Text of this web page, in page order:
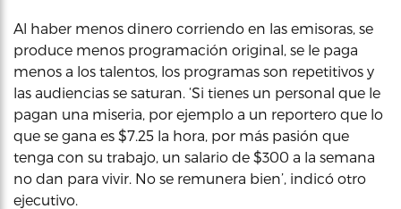
Al haber menos dinero corriendo en las emisoras, se
produce menos programación original, se le paga
menos a los talentos, los programas son repetitivos y
las audiencias se saturan. ‘Si tienes un personal que le
pagan una miseria, por ejemplo a un reportero que lo
que se gana es $7.25 la hora, por más pasión que
tenga con su trabajo, un salario de $300 a la semana
no dan para vivir. No se remunera bien’, indicó otro
ejecutivo.